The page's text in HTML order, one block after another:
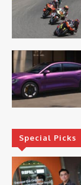
Special Picks